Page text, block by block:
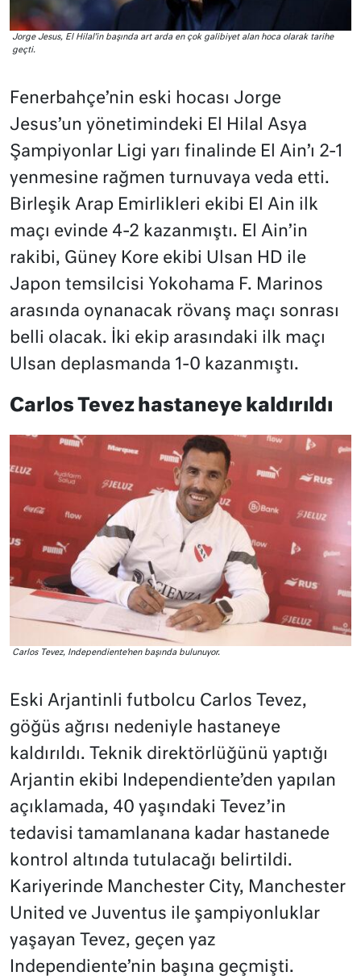
Jorge Jesus, El Hilal’in başında art arda en çok galibiyet alan hoca olarak tarihe
geçti.
Fenerbahçe’nin eski hocası Jorge
Jesus’un yönetimindeki El Hilal Asya
Şampiyonlar Ligi yarı finalinde El Ain’ı 2-1
yenmesine rağmen turnuvaya veda etti.
Birleşik Arap Emirlikleri ekibi El Ain ilk
maçı evinde 4-2 kazanmıştı. El Ain’in
rakibi, Güney Kore ekibi Ulsan HD ile
Japon temsilcisi Yokohama F. Marinos
arasında oynanacak rövanş maçı sonrası
belli olacak. İki ekip arasındaki ilk maçı
Ulsan deplasmanda 1-0 kazanmıştı.
Carlos Tevez hastaneye kaldırıldı
Carlos Tevez, Independiente’nen başında bulunuyor.
Eski Arjantinli futbolcu Carlos Tevez,
göğüs ağrısı nedeniyle hastaneye
kaldırıldı. Teknik direktörlüğünü yaptığı
Arjantin ekibi Independiente’den yapılan
açıklamada, 40 yaşındaki Tevez’in
tedavisi tamamlanana kadar hastanede
kontrol altında tutulacağı belirtildi.
Kariyerinde Manchester City, Manchester
United ve Juventus ile şampiyonluklar
yaşayan Tevez, geçen yaz
Independiente’nin başına geçmişti.